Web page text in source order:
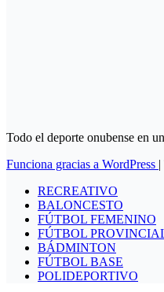
Todo el deporte onubense en
Funciona gracias a WordPress |
RECREATIVO
BALONCESTO
FÚTBOL FEMENINO
FÚTBOL
BÁDMINTON
FÚTBOL BASE
POLIDEPORTIVO